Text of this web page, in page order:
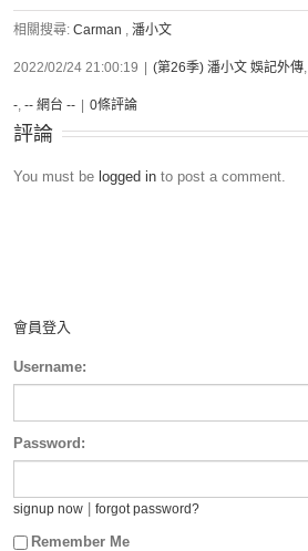
相關搜尋: Carman , 潘小文
2022/02/24 21:00:19 (第26季) 潘小文 娛記外傳,
-, -- 網台 -- 0條評論
評論
You must be logged in to post a comment.
會員登入
Username:
Password:
signup now forgot password?
Remember Me